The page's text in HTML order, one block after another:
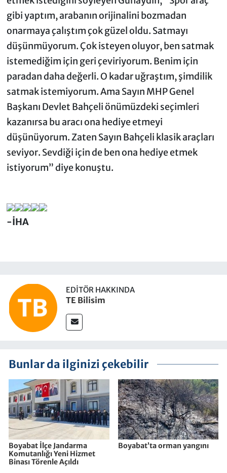
gibi yaptım, arabanın orijinalini bozmadan
onarmaya çalıştım çok güzel oldu. Satmayı
düşünmüyorum. Çok isteyen oluyor, ben satmak
istemediğim için geri çeviriyorum. Benim için
paradan daha değerli. O kadar uğraştım, şimdilik
satmak istemiyorum. Ama Sayın MHP Genel
Başkanı Devlet Bahçeli önümüzdeki seçimleri
kazanırsa bu aracı ona hediye etmeyi
düşünüyorum. Zaten Sayın Bahçeli klasik araçları
seviyor. Sevdiği için de ben ona hediye etmek
istiyorum” diye konuştu.
-İHA
EDITÖR HAKKINDA
TE Bilisim
Bunlar da ilginizi çekebilir
Boyabat İlçe Jandarma
Komutanlığı Yeni Hizmet
Binası Törenle Açıldı
Boyabat’ta orman yangını